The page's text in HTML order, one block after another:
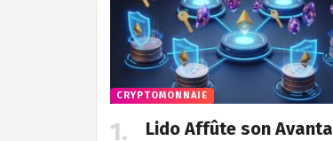
CRYPTOMONNAIE
Lido Affûte son